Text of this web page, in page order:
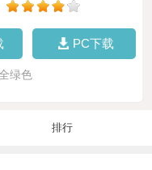
PC下载
绿色
排行